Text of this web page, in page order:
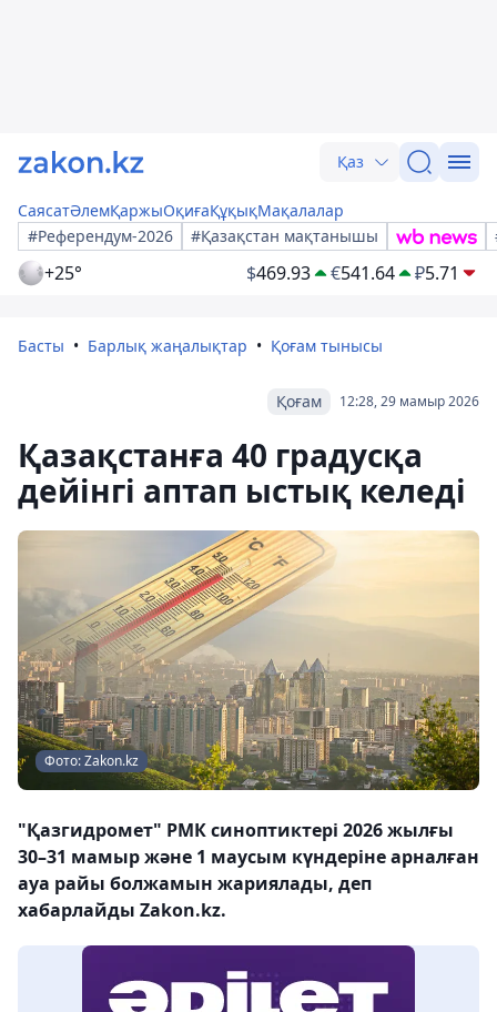
Қаз
СаясатӘлемҚаржыОқиғаҚұқықМақалалар
#Референдум-2026
#Қазақстан мақтанышы
+25° $469.93 €541.64 ₽5.71
Басты Барлық жаңалықтар Қоғам тынысы
12:28, 29 мамыр 2026
Қоғам
Қазақстанға 40 градусқа
дейінгі аптап ыстық келеді
Фото: Zakon.kz
"Қазгидромет" РМК синоптиктері 2026 жылғы
30–31 мамыр және 1 маусым күндеріне арналған
ауа райы болжамын жариялады, деп
хабарлайды Zakon.kz.